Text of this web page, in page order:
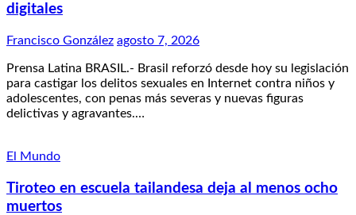
digitales
Francisco González agosto 7, 2026
Prensa Latina BRASIL.- Brasil reforzó desde hoy su legislación
para castigar los delitos sexuales en Internet contra niños y
adolescentes, con penas más severas y nuevas figuras
delictivas y agravantes.…
El Mundo
Tiroteo en escuela tailandesa deja al menos ocho
muertos